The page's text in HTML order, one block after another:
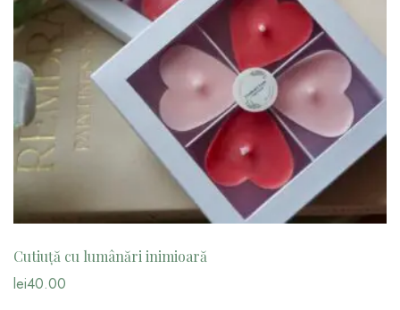
Cutiuță cu lumânări inimioară
lei40.00